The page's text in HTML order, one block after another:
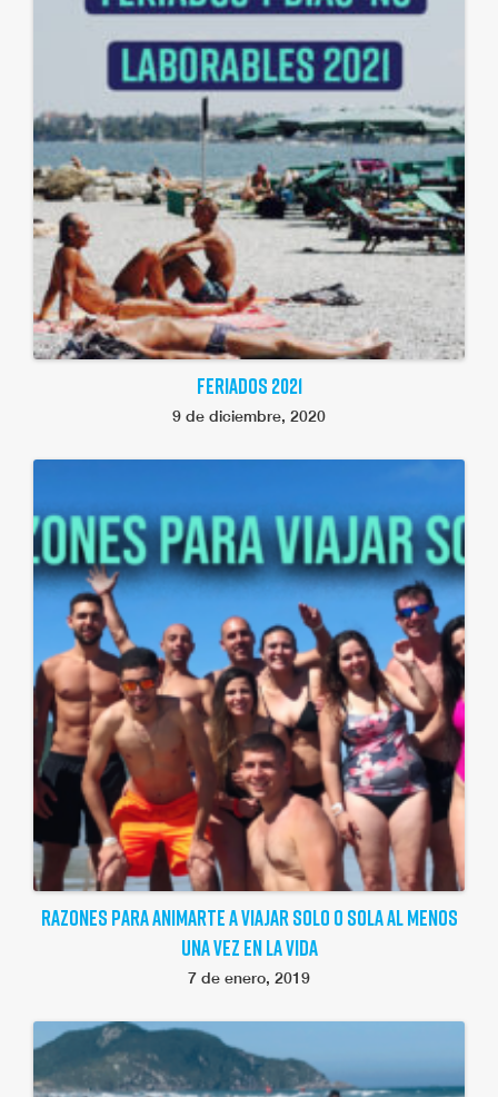
FERIADOS 2021
9 de diciembre, 2020
RAZONES PARA ANIMARTE A VIAJAR SOLO O SOLA AL MENOS
UNA VEZ EN LA VIDA
7 de enero, 2019